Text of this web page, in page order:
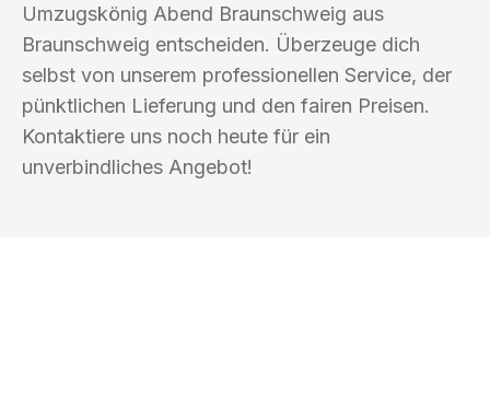
Umzugskönig Abend Braunschweig aus
Braunschweig entscheiden. Überzeuge dich
selbst von unserem professionellen Service, der
pünktlichen Lieferung und den fairen Preisen.
Kontaktiere uns noch heute für ein
unverbindliches Angebot!